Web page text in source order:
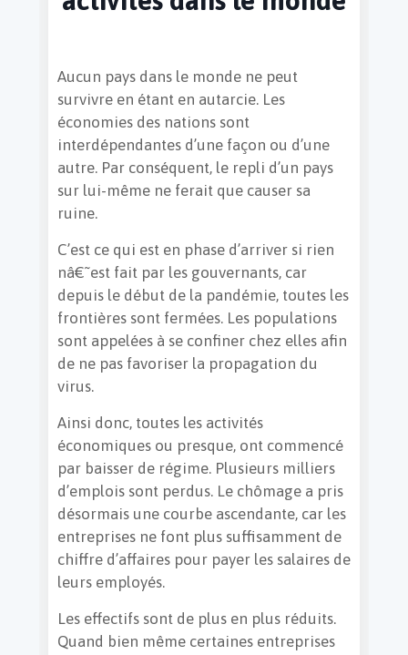
Aucun pays dans le monde ne peut
survivre en étant en autarcie. Les
économies des nations sont
interdépendantes d’une façon ou d’une
autre. Par conséquent, le repli d’un pays
sur lui-même ne ferait que causer sa
ruine.
C’est ce qui est en phase d’arriver si rien
nâ€˜est fait par les gouvernants, car
depuis le début de la pandémie, toutes les
frontières sont fermées. Les populations
sont appelées à se confiner chez elles afin
de ne pas favoriser la propagation du
virus.
Ainsi donc, toutes les activités
économiques ou presque, ont commencé
par baisser de régime. Plusieurs milliers
d’emplois sont perdus. Le chômage a pris
désormais une courbe ascendante, car les
entreprises ne font plus suffisamment de
chiffre d’affaires pour payer les salaires de
leurs employés.
Les effectifs sont de plus en plus réduits.
Quand bien même certaines entreprises